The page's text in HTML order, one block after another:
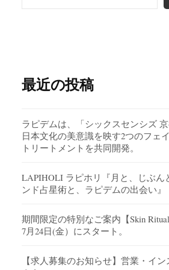
最近の投稿
ラピデムは、「シックスセンシズ
日本文化の美意識を映す2つのフェ
トリートメントを共同開発。
LAPIHOLI ラピホリ『月と、じぶん
ンド占星術と、ラピデムの出会い』
期間限定の特別なご案内【Skin Ritual
7月24日(金）にスタート。
【求人募集のお知らせ】営業・イン